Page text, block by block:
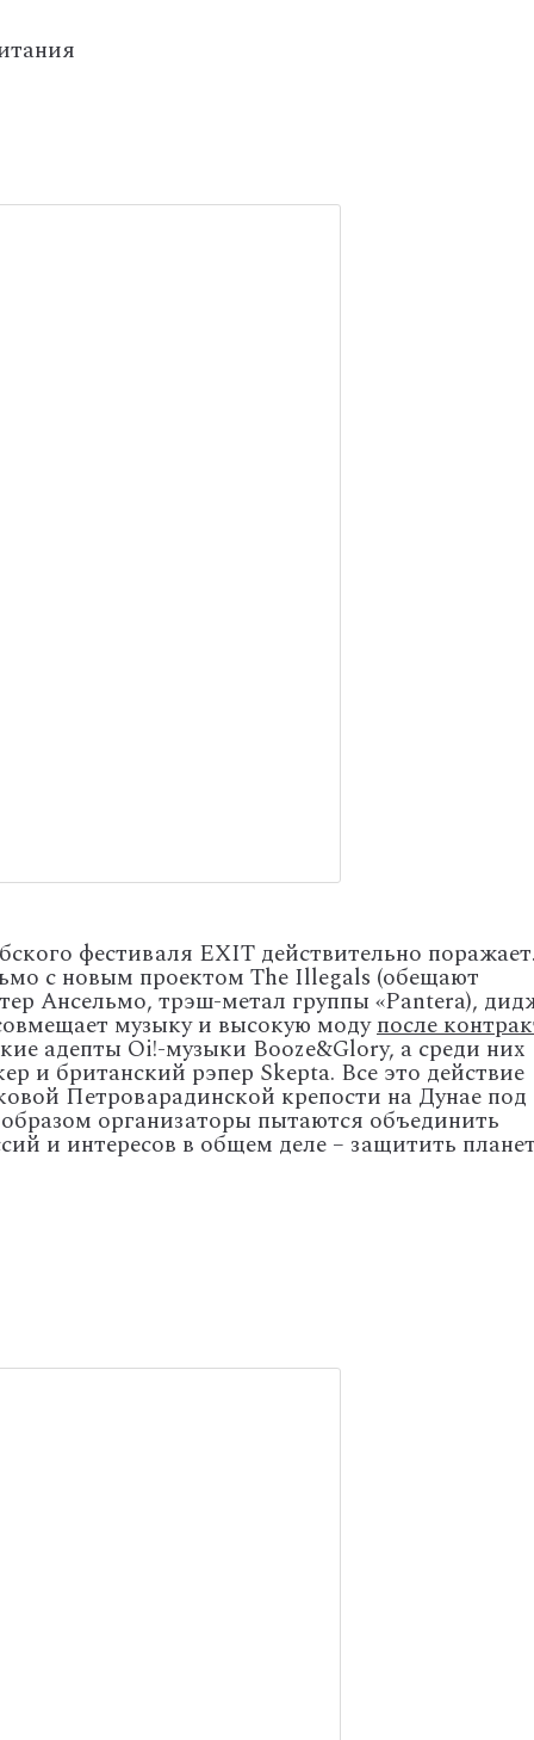
фестиваля EXIT действительно
с новым проектом The Illegals (обещают
Ансельмо, трэш-метал группы «Pantera),
музыку и высокую модупосле
адепты Oi!-музыки Booze&Glory, а среди них
и британский рэпер Skepta. Все это действие
Петроварадинской крепости на Дунае под
организаторы пытаются объединить
и интересов в общем деле – защитить